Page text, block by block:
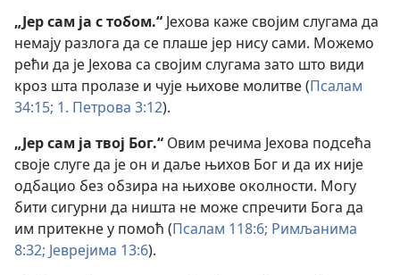
„Јер сам ја с тобом.“ Јехова каже својим слугама да
немају разлога да се плаше јер нису сами. Можемо
рећи да је Јехова са својим слугама зато што види
кроз шта пролазе и чује њихове молитве (Псалам
34:15; 1. Петрова 3:12).
„Јер сам ја твој Бог.“ Овим речима Јехова подсећа
своје слуге да је он и даље њихов Бог и да их није
одбацио без обзира на њихове околности. Могу
бити сигурни да ништа не може спречити Бога да
им притекне у помоћ (Псалам 118:6; Римљанима
8:32; Јеврејима 13:6).